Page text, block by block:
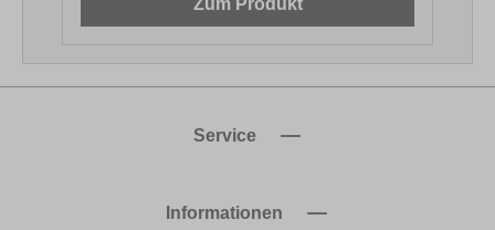
Zum Produkt
Service
Informationen